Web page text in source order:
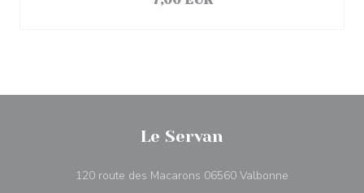
Le Servan
120 route des Macarons 06560 Valbonne